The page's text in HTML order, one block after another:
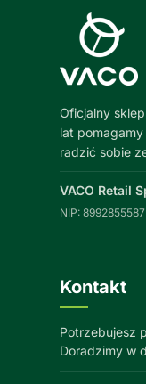
Oficjalny
lat
radzić sobie
VACO Retail
NIP: 8992855587
Kontakt
Potrzebujesz
Doradzimy w